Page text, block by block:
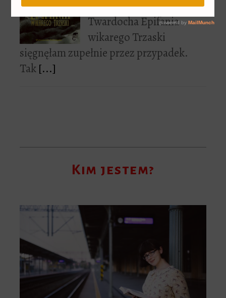
Po książkę Szczepana
Twardocha Epifania
wikarego Trzaski
sięgnęłam zupełnie przez przypadek.
Tak[...]
Kim jestem?